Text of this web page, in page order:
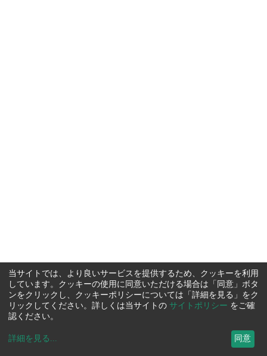
当サイトでは、より良いサービスを提供するため、クッキーを利用
しています。クッキーの使用に同意いただける場合は「同意」ボタ
ンをクリックし、クッキーポリシーについては「詳細を見る」をク
リックしてください。詳しくは当サイトの サイトポリシー をご確
認ください。
詳細を見る ... 同意